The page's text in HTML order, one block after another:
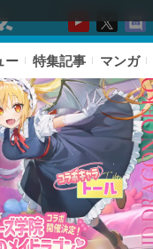
ー 特集記事 マンガ